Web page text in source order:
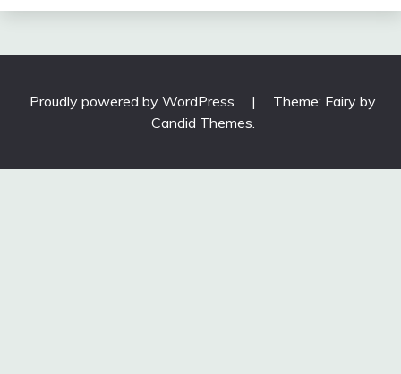
Proudly powered by WordPress |
Theme: Fairy by
Candid Themes